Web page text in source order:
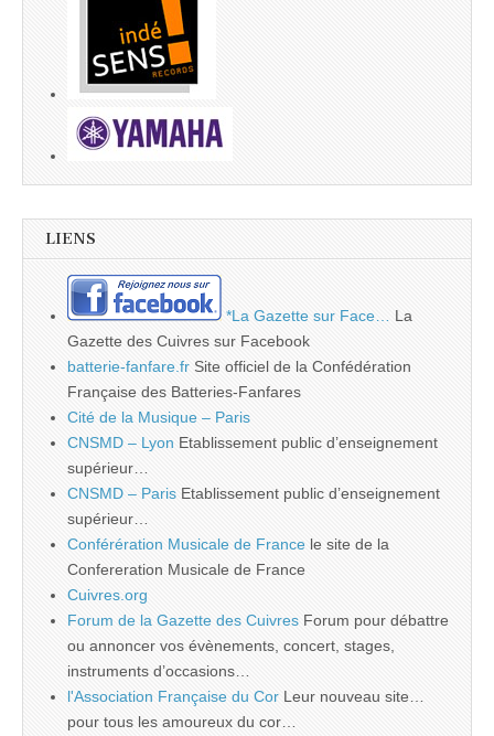
LIENS
*La Gazette sur Face…
La
Gazette des Cuivres sur Facebook
batterie-fanfare.fr Site officiel de la Confédération
Française des Batteries-Fanfares
Cité de la Musique – Paris
CNSMD – Lyon Etablissement public d’enseignement
supérieur…
CNSMD – Paris Etablissement public d’enseignement
supérieur…
Conférération Musicale de France le site de la
Confereration Musicale de France
Cuivres.org
Forum de la Gazette des Cuivres Forum pour débattre
ou annoncer vos évènements, concert, stages,
instruments d’occasions…
l'Association Française du Cor Leur nouveau site…
pour tous les amoureux du cor…